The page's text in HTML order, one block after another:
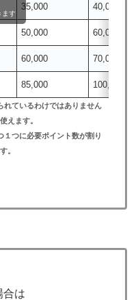
35,000 40,000
50,000 60,000
60,000 70,000
85,000 100,000
ます
れているわけではありません
えます。
つに必要ポイント数が割り
。
合は